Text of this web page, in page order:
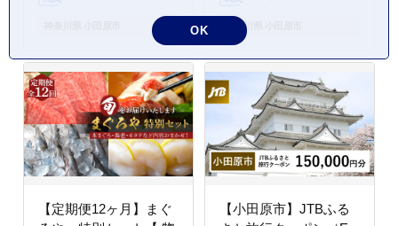
田原市 】
神奈川県 小田原市
【定期便12ヶ月】まぐ
【小田原市】JTBふる
OK